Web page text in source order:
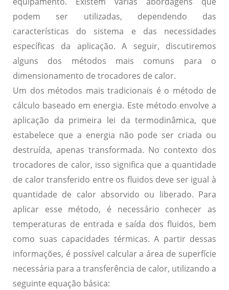
podem ser utilizadas, dependendo das
características do sistema e das necessidades
específicas da aplicação. A seguir, discutiremos
alguns dos métodos mais comuns para o
dimensionamento de trocadores de calor.
Um dos métodos mais tradicionais é o método de
cálculo baseado em energia. Este método envolve a
aplicação da primeira lei da termodinâmica, que
estabelece que a energia não pode ser criada ou
destruída, apenas transformada. No contexto dos
trocadores de calor, isso significa que a quantidade
de calor transferido entre os fluidos deve ser igual à
quantidade de calor absorvido ou liberado. Para
aplicar esse método, é necessário conhecer as
temperaturas de entrada e saída dos fluidos, bem
como suas capacidades térmicas. A partir dessas
informações, é possível calcular a área de superfície
necessária para a transferência de calor, utilizando a
seguinte equação básica: